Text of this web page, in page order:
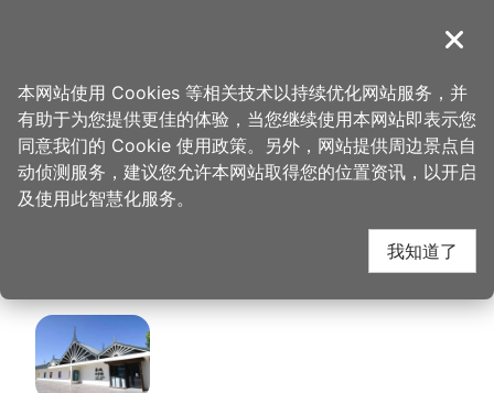
導覽
首页 > 想去的地方 > 美食、购物 > 巧工坊 幸福手作
巧工坊 幸福手作 周边
景点
关闭
本网站使用 Cookies 等相关技术以持续优化网站服务，并
有助于为您提供更佳的体验，当您继续使用本网站即表示您
同意我们的 Cookie 使用政策。另外，网站提供周边景点自
动侦测服务，建议您允许本网站取得您的位置资讯，以开启
及使用此智慧化服务。
我知道了